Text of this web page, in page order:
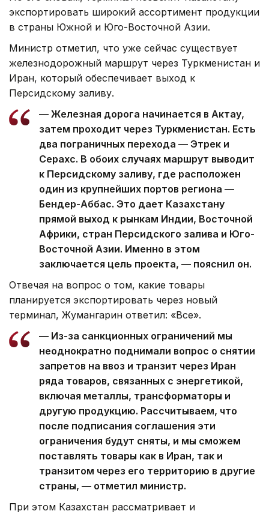
экспортировать широкий ассортимент продукции
в страны Южной и Юго-Восточной Азии.
Министр отметил, что уже сейчас существует
железнодорожный маршрут через Туркменистан и
Иран, который обеспечивает выход к
Персидскому заливу.
— Железная дорога начинается в Актау,
затем проходит через Туркменистан. Есть
два пограничных перехода — Этрек и
Серахс. В обоих случаях маршрут выводит
к Персидскому заливу, где расположен
один из крупнейших портов региона —
Бендер-Аббас. Это дает Казахстану
прямой выход к рынкам Индии, Восточной
Африки, стран Персидского залива и Юго-
Восточной Азии. Именно в этом
заключается цель проекта, — пояснил он.
Отвечая на вопрос о том, какие товары
планируется экспортировать через новый
терминал, Жумангарин ответил: «Все».
— Из-за санкционных ограничений мы
неоднократно поднимали вопрос о снятии
запретов на ввоз и транзит через Иран
ряда товаров, связанных с энергетикой,
включая металлы, трансформаторы и
другую продукцию. Рассчитываем, что
после подписания соглашения эти
ограничения будут сняты, и мы сможем
поставлять товары как в Иран, так и
транзитом через его территорию в другие
страны, — отметил министр.
При этом Казахстан рассматривает и